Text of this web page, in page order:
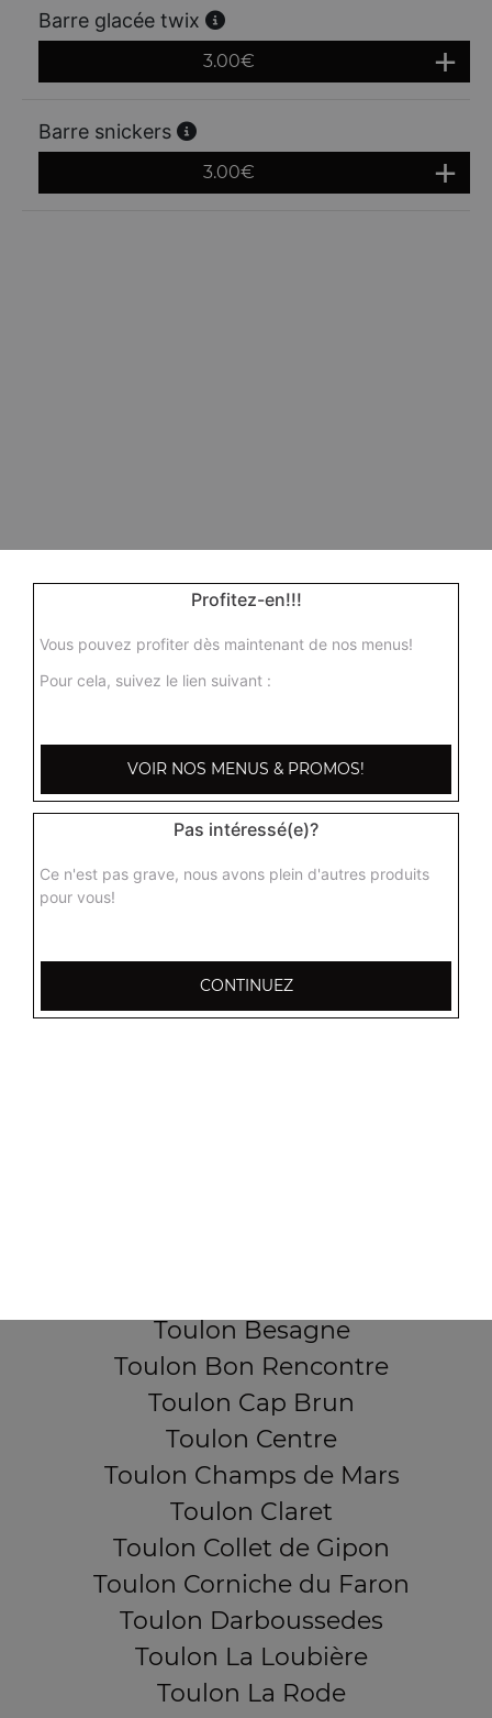
Barre glacée twix
3.00€
Barre snickers
3.00€
Toulon Besagne
Toulon Bon Rencontre
Toulon Cap Brun
Toulon Centre
Toulon Champs de Mars
Toulon Claret
Toulon Collet de Gipon
Toulon Corniche du Faron
Toulon Darboussedes
Toulon La Loubière
Toulon La Rode
Profitez-en!!!
Vous pouvez profiter dès maintenant de nos menus!
Pour cela, suivez le lien suivant :
VOIR NOS MENUS & PROMOS!
Pas intéressé(e)?
Ce n'est pas grave, nous avons plein d'autres produits
pour vous!
CONTINUEZ